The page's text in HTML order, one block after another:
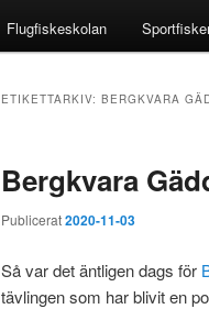
Flugfiskeskolan
ETIKETTARKIV: BERGKVARA
Bergkvara
Publicerat2020-11-03
Så var det äntligen dags för
tävlingen som har blivit en